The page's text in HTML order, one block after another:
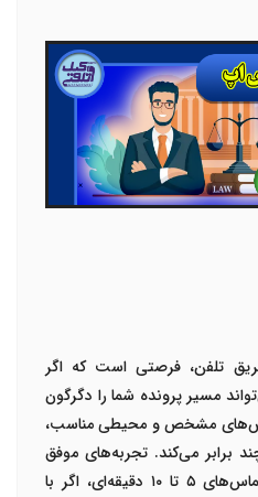
تلفن، فرصتی است که اگر
مسیر پرونده شما را دگرگون
مشخص و محیطی مناسب،
برابر می‌کند. تجربه‌های موفق
۵ تا۱۰ دقیقه‌ای، اگر با